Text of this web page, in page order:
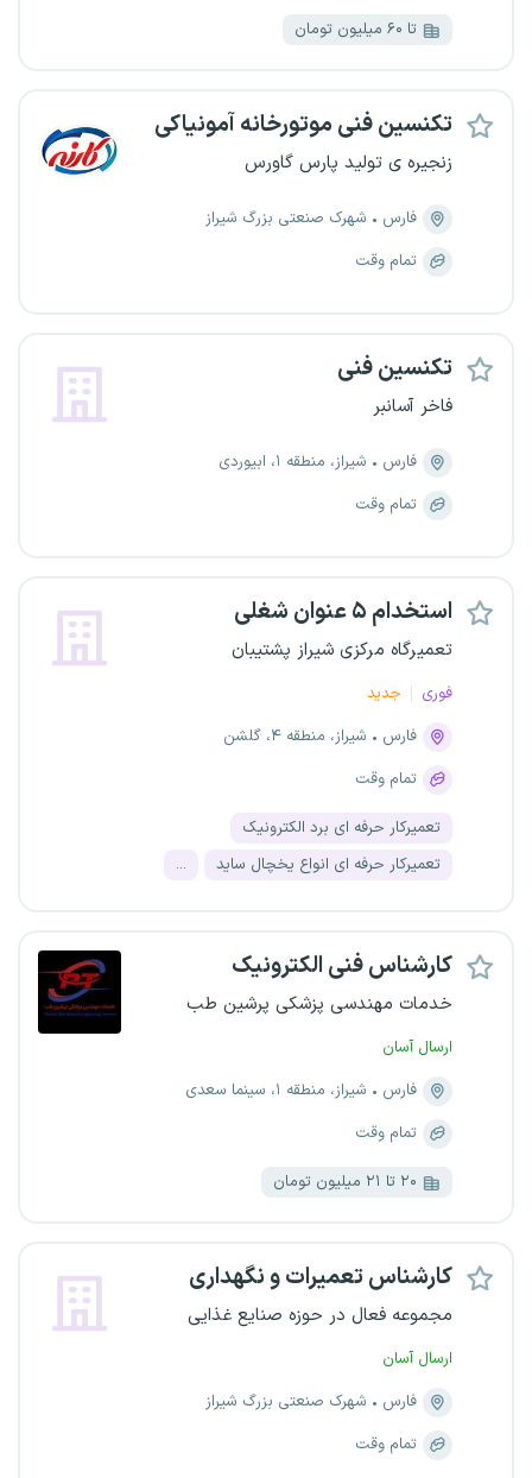
تا ۶۰ میلیون تومان
تکنسین فنی موتورخانه آمونیاکی
زنجیره ی تولید پارس گاورس
فارس
شهرک صنعتی بزرگ شیراز
تمام وقت
تکنسین فنی
فاخر آسانبر
فارس
شیراز، منطقه ۱، ابیوردی
تمام وقت
استخدام ۵ عنوان شغلی
تعمیرگاه مرکزی شیراز پشتیبان
فوری
جدید
فارس
شیراز، منطقه ۴، گلشن
تمام وقت
تعمیرکار حرفه ای برد الکترونیک
تعمیرکار حرفه ای انواع یخچال ساید
...
کارشناس فنی الکترونیک
خدمات مهندسی پزشکی پرشین طب
ارسال آسان
فارس
شیراز، منطقه ۱، سینما سعدی
تمام وقت
۲۰ تا ۲۱ میلیون تومان
کارشناس تعمیرات و نگهداری
مجموعه فعال در حوزه صنایع غذایی
ارسال آسان
فارس
شهرک صنعتی بزرگ شیراز
تمام وقت